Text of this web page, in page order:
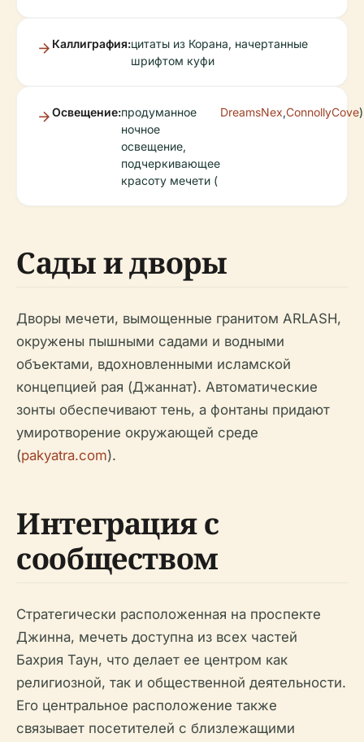
Каллиграфия:цитаты из Корана, начертанные
шрифтом куфи
Освещение:продуманное
ночное
освещение,
подчеркивающее
красоту мечети (
DreamsNex,ConnollyCove)
Сады и дворы
Дворы мечети, вымощенные гранитом ARLASH,
окружены пышными садами и водными
объектами, вдохновленными исламской
концепцией рая (Джаннат). Автоматические
зонты обеспечивают тень, а фонтаны придают
умиротворение окружающей среде
(pakyatra.com).
Интеграция с
сообществом
Стратегически расположенная на проспекте
Джинна, мечеть доступна из всех частей
Бахрия Таун, что делает ее центром как
религиозной, так и общественной деятельности.
Его центральное расположение также
связывает посетителей с близлежащими